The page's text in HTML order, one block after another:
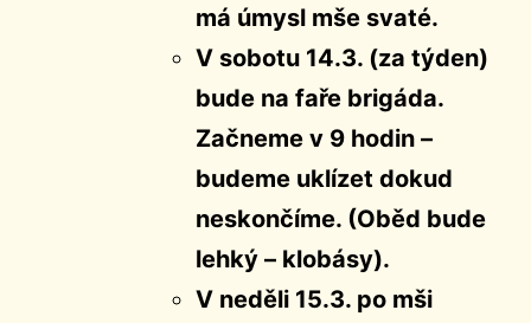
má úmysl mše svaté.
V sobotu 14.3. (za týden)
bude na faře brigáda.
Začneme v 9 hodin –
budeme uklízet dokud
neskončíme. (Oběd bude
lehký – klobásy).
V neděli 15.3. po mši